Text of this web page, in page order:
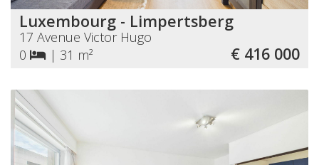
Luxembourg - Limpertsberg
17 Avenue Victor Hugo
0
| 31 m² € 416 000